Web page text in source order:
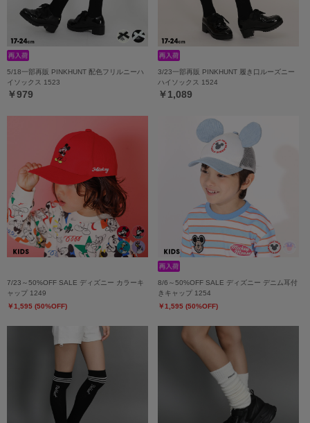
5/18一部再販 PINKHUNT 配色フリルニーハ
イソックス 1523
￥979
3/23一部再販 PINKHUNT 履き口ルーズニー
ハイソックス 1524
￥1,089
7/23～50%OFF SALE ディズニー カラーキ
ャップ 1249
￥1,595 (50%OFF)
8/6～50%OFF SALE ディズニー デニム耳付
きキャップ 1254
￥1,595 (50%OFF)